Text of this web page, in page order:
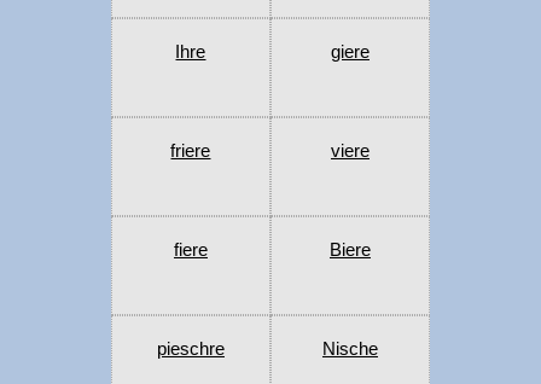
Ihre giere
friere viere
fiere Biere
pieschre Nische